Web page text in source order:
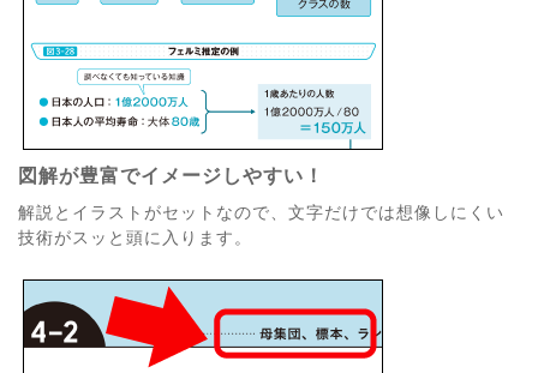
図解が豊富でイメージしやすい！
解説とイラストがセットなので、文字だけでは想像しにくい
技術がスッと頭に入ります。